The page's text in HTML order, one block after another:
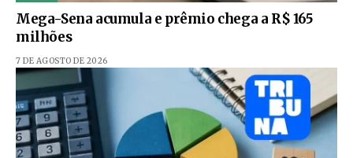
Mega-Sena acumula e prêmio chega a R$ 165
milhões
7 DE AGOSTO DE 2026